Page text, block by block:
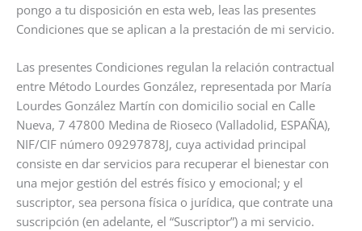
pongo a tu disposición en esta web, leas las presentes
Condiciones que se aplican a la prestación de mi servicio.
Las presentes Condiciones regulan la relación contractual
entre Método Lourdes González, representada por María
Lourdes González Martín con domicilio social en Calle
Nueva, 7 47800 Medina de Rioseco (Valladolid, ESPAÑA),
NIF/CIF número 09297878J, cuya actividad principal
consiste en dar servicios para recuperar el bienestar con
una mejor gestión del estrés físico y emocional; y el
suscriptor, sea persona física o jurídica, que contrate una
suscripción (en adelante, el “Suscriptor”) a mi servicio.